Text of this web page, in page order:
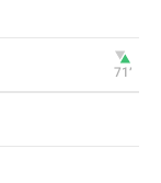
71‎’‎